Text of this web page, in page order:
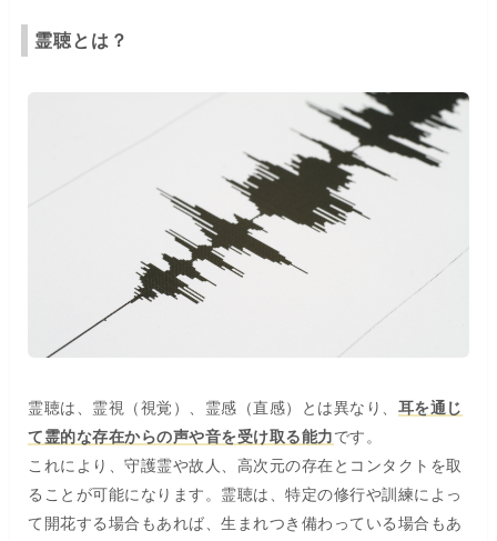
霊聴とは？
霊聴は、霊視（視覚）、霊感（直感）とは異なり、 耳を通じ
て霊的な存在からの声や音を受け取る能力です。
これにより、守護霊や故人、高次元の存在とコンタクトを取
ることが可能になります。霊聴は、特定の修行や訓練によっ
て開花する場合もあれば、生まれつき備わっている場合もあ